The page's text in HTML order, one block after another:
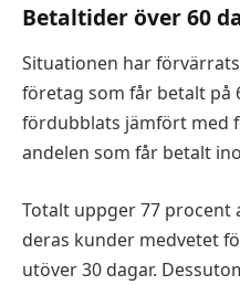
Betaltider över 60
Situationen har
företag som får betalt på
fördubblats jämfört med
andelen som får betalt
Totalt uppger 77
deras kunder medvetet
utöver 30 dagar.